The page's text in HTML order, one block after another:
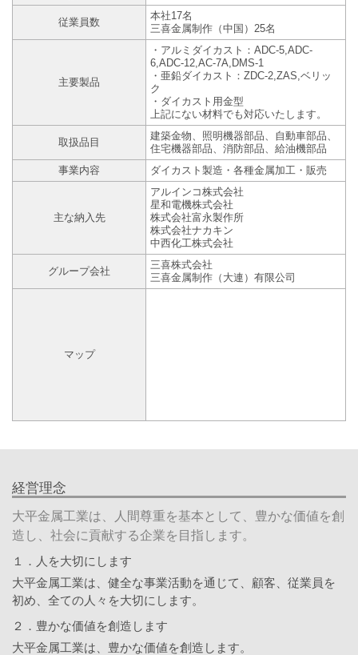
従業員数
本社17名
三喜金属制作（中国）25名
主要製品
・アルミダイカスト：ADC-5,ADC-
6,ADC-12,AC-7A,DMS-1
・亜鉛ダイカスト：ZDC-2,ZAS,ベリッ
ク
・ダイカスト用金型
上記にない材料でも対応いたします。
取扱品目
建築金物、照明機器部品、自動車部品、
住宅機器部品、消防部品、給油機部品
事業内容
ダイカスト製造・各種金属加工・販売
主な納入先
アルインコ株式会社
星和電機株式会社
株式会社富永製作所
株式会社ナカキン
中西化工株式会社
グループ会社
三喜株式会社
三喜金属制作（大連）有限公司
マップ
経営理念
大平金属工業は、人間尊重を基本として、豊かな価値を創
造し、社会に貢献する企業を目指します。
１．人を大切にします
大平金属工業は、健全な事業活動を通じて、顧客、従業員を
初め、全ての人々を大切にします。
２．豊かな価値を創造します
大平金属工業は、豊かな価値を創造します。